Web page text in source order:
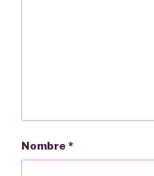
Nombre *